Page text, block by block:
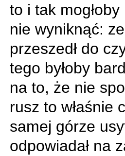
to i tak
nie wyniknąć:
przeszedł do
tego byłoby
na to, że nie
rusz to właśnie
samej górze
odpowiadał na